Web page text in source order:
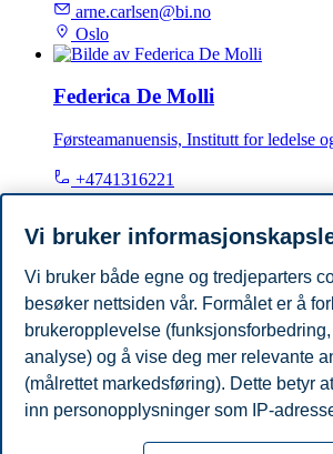
arne.carlsen@bi.no
Oslo
Federica De Molli
Førsteamanuensis, Institutt for ledelse
+4741316221
federica.d.molli@bi.no
Oslo
Fred Selnes
Professor, Institutt for markedsføring
+4740765788
fred.selnes@bi.no
Oslo
Vi bruker
Vi bruker både egne og tredjeparters
besøker nettsiden vår. Formålet er å
brukeropplevelse
analyse) og å vise deg mer relevante
(målrettet markedsføring). Dette betyr
inn personopplysninger som IP-